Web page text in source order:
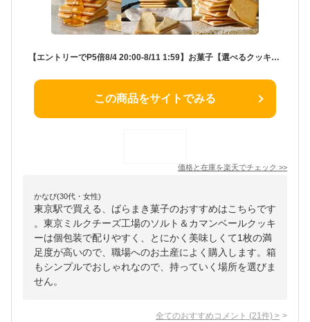
【エントリーでP5倍8/4 20:00-8/11 1:59】お菓子【選べるクッキー9枚】東京ミルクチーズ工場 個包装 可愛い おしゃれ クッキー チーズ 焼き菓子 洋菓子 プレゼント ギフト 内祝い お返し お祝い お礼 職場 退職 ご挨拶 菓子折り 東京 お土産 手土産 人気 お中元 御中元
この商品をサイトでみる
価格と在庫を楽天でチェック >>
かなぴ(30代・女性)
東京駅で買える、ばらまき菓子のおすすめはこちらです
。東京ミルクチーズ工場のソルト＆カマンベールクッキ
ーは個包装で配りやすく、とにかく美味しくて1枚の満
足度が高いので、職場へのお土産によく購入します。箱
もシンプルでおしゃれなので、持っていく場所を選びま
せん。
全てのおすすめコメント (21 件) >